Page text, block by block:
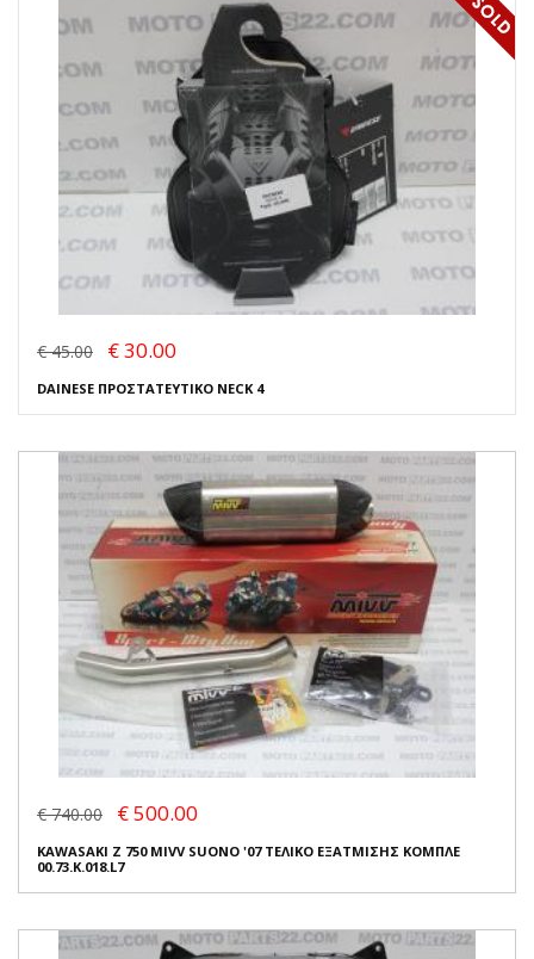
€ 45.00 € 30.00
DAINESE ΠΡΟΣΤΑΤΕΥΤΙΚΟ NECK 4
€ 740.00 € 500.00
KAWASAKI Z 750 MIVV SUONO '07 ΤΕΛΙΚΟ ΕΞΑΤΜΙΣΗΣ ΚΟΜΠΛΕ
00.73.K.018.L7